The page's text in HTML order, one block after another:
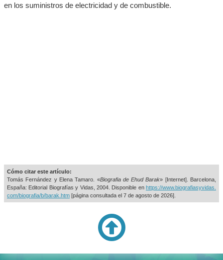
en los suministros de electricidad y de combustible.
Cómo citar este artículo:
Tomás Fernández y Elena Tamaro. «Biografia de Ehud Barak» [Internet]. Barcelona,
España: Editorial Biografías y Vidas, 2004. Disponible en https://www.biografiasyvidas.
com/biografia/b/barak.htm [página consultada el 7 de agosto de 2026].